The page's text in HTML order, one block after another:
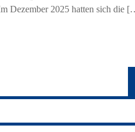
Dezember 2025 hatten sich die